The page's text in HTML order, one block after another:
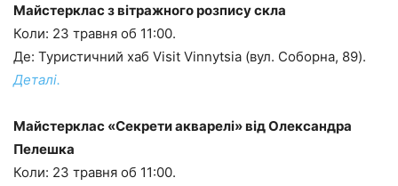
Майстерклас з вітражного розпису скла
Коли: 23 травня об 11:00.
Де: Туристичний хаб Visit Vinnytsia (вул. Соборна, 89).
Деталі.
Майстерклас «Секрети акварелі» від Олександра
Пелешка
Коли: 23 травня об 11:00.